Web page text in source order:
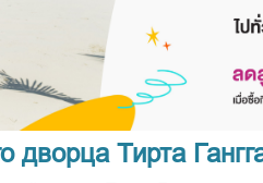
дворца Тирта